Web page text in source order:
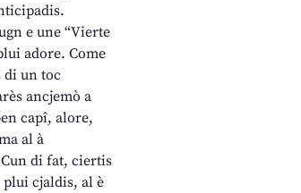
e une “Vierte
adore. Come
di un toc
ancjemò a
capî, alore,
al à
di fat, ciertis
cjaldis, al è